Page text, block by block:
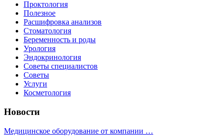
Проктология
Полезное
Расшифровка анализов
Стоматология
Беременность и роды
Урология
Эндокринология
Советы специалистов
Советы
Услуги
Косметология
Новости
Медицинское оборудование от компании …